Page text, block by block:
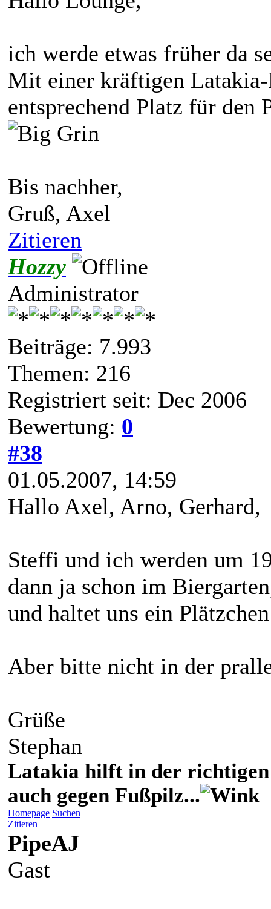
ich werde etwas früher da
Mit einer kräftigen
entsprechend Platz für den
Bis nachher,
Gruß, Axel
Zitieren
Hozzy
Administrator
Beiträge: 7.993
Themen: 216
Registriert seit: Dec 2006
Bewertung: 0
#38
01.05.2007, 14:59
Hallo Axel, Arno, Gerhard,
Steffi und ich werden um
dann ja schon im
und haltet uns ein
Aber bitte nicht in der
Grüße
Stephan
Latakia hilft in der richtigen
auch gegen Fußpilz...
Homepage Suchen
Zitieren
PipeAJ
Gast